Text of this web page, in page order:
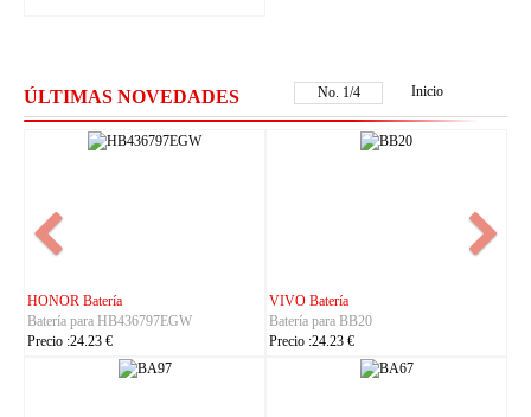
ÚLTIMAS NOVEDADES No. 1/4 Inicio
Batería para BL-25AA